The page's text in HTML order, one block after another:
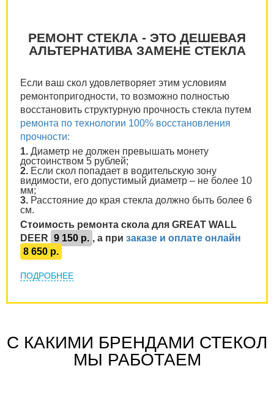
РЕМОНТ СТЕКЛА - ЭТО ДЕШЕВАЯ
АЛЬТЕРНАТИВА ЗАМЕНЕ СТЕКЛА
Если ваш скол удовлетворяет этим условиям
ремонтопригодности, то возможно полностью
восстановить структурную прочность стекла путем
ремонта по технологии 100% восстановления
прочности:
1. Диаметр не должен превышать монету
достоинством 5 рублей;
2. Если скол попадает в водительскую зону
видимости, его допустимый диаметр – не более 10
мм;
3. Расстояние до края стекла должно быть более 6
см.
Стоимость ремонта скола для GREAT WALL
DEER 9 150 р. , а при заказе и оплате онлайн
8 650 р.
ПОДРОБНЕЕ
С КАКИМИ БРЕНДАМИ СТЕКОЛ
МЫ РАБОТАЕМ